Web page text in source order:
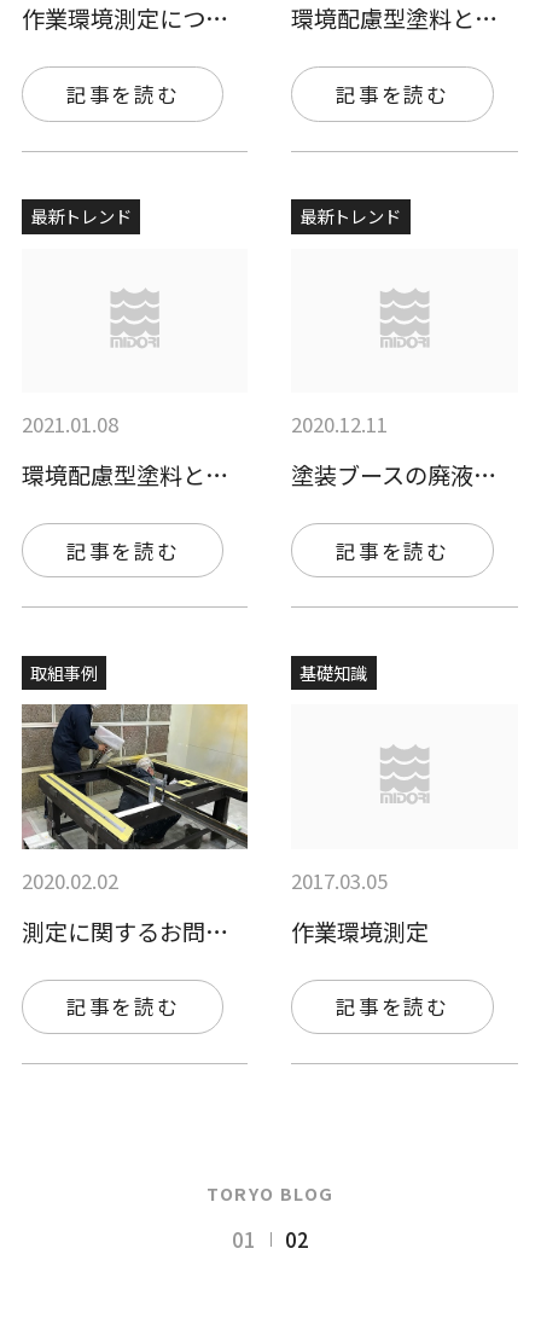
作業環境測定についてもう少し詳しくご説明…
記事を読む
環境配慮型塗料とは？ー局所排気ー
記事を読む
最新トレンド
2021.01.08
環境配慮型塗料とは？ ー作業者が健康障害…
記事を読む
最新トレンド
2020.12.11
塗装ブースの廃液処分にお困りの方必見です…
記事を読む
取組事例
2020.02.02
測定に関するお問い合わせが増えています。
記事を読む
基礎知識
2017.03.05
作業環境測定
記事を読む
TORYO BLOG
01 02